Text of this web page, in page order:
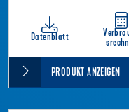
Datenblatt
PRODUKT ANZEIGEN